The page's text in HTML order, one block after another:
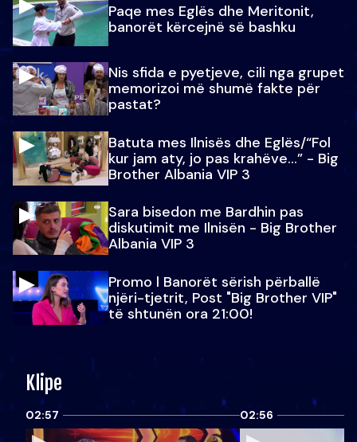
Paqe mes Eglës dhe Meritonit,
banorët kërcejnë së bashku
Nis sfida e pyetjeve, cili nga grupet
memorizoi më shumë fakte për
pastat?
Batuta mes Ilnisës dhe Eglës/“Fol
kur jam aty, jo pas krahëve…” - Big
Brother Albania VIP 3
Sara bisedon me Bardhin pas
diskutimit me Ilnisën - Big Brother
Albania VIP 3
Promo l Banorët sërish përballë
njëri-tjetrit, Post "Big Brother VIP"
të shtunën ora 21:00!
Klipe
02:57 02:56